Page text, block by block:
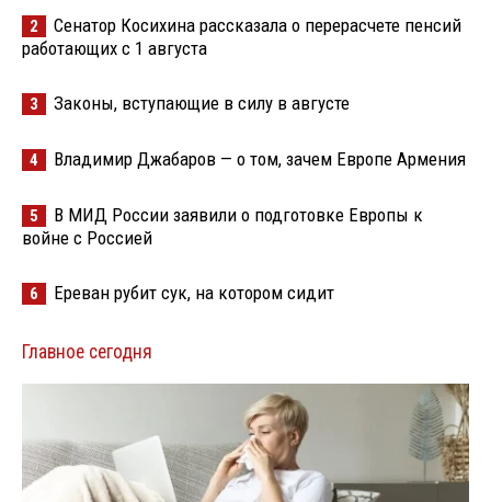
2
Сенатор Косихина рассказала о перерасчете пенсий
работающих с 1 августа
3 Законы, вступающие в силу в августе
4 Владимир Джабаров — о том, зачем Европе Армения
5
В МИД России заявили о подготовке Европы к
войне с Россией
6 Ереван рубит сук, на котором сидит
Главное сегодня